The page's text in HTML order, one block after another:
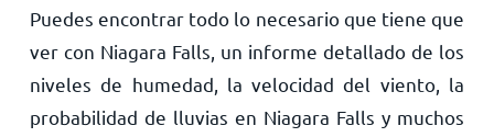
Puedes encontrar todo lo necesario que tiene que
ver con Niagara Falls, un informe detallado de los
niveles de humedad, la velocidad del viento, la
probabilidad de lluvias en Niagara Falls y muchos